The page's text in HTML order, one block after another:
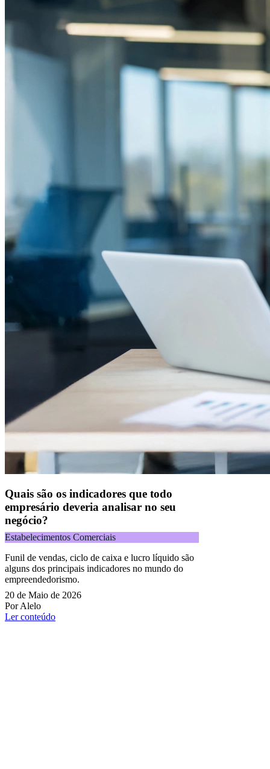
Quais são os indicadores que todo
empresário deveria analisar no seu
negócio?
Estabelecimentos Comerciais
Funil de vendas, ciclo de caixa e lucro líquido são
alguns dos principais indicadores no mundo do
empreendedorismo.
20 de Maio de 2026
Por Alelo
Ler conteúdo